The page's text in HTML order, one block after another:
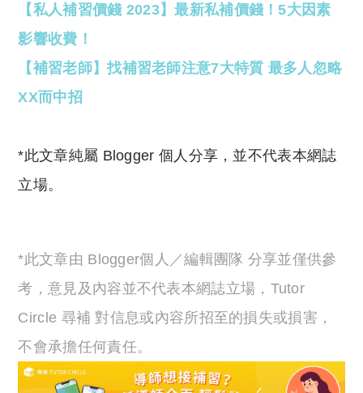
【私人補習價錢 2023】最新私補價錢！5大因素
影響收費！
【補習老師】找補習老師注意7大特質 最多人忽略
XX而中招
*此文章純屬 Blogger 個人分享，並不代表本網誌
立場。
*此文章由 Blogger個人／編輯團隊 分享並僅供參
考，意見及內容並不代表本網誌立場，Tutor
Circle 尋補 對信息或內容所招至的損失或損害，
不會承擔任何責任。